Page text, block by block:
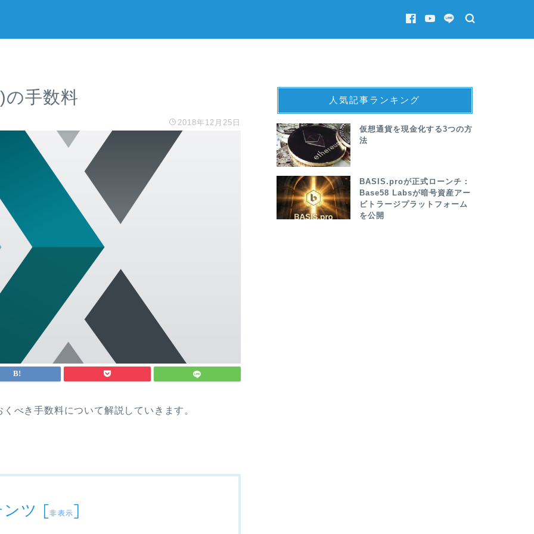
手数料
2018年12月25日
べき手数料について解説していきます。
ツ [非表示]
人気記事ランキング
仮想通貨を現金化する3つの方
法
BASIS.proが正式ローンチ：
Base58 Labsが暗号資産アー
ビトラージプラットフォーム
を公開